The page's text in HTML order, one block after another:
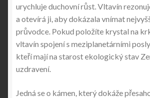
urychluje duchovní růst. Vltavín
a otevírá ji, aby dokázala vnímat
průvodce. Pokud položíte krystal na
vltavín spojení s meziplanetárními
kteří mají na starost ekologický stav
uzdravení.
Jedná se o kámen, který dokáže